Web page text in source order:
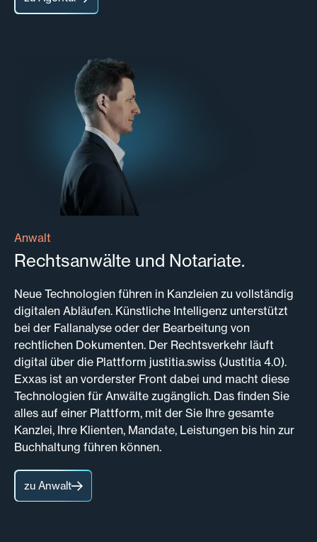
Anwalt
Rechtsanwälte und Notariate.
Neue Technologien führen in Kanzleien zu vollständig
digitalen Abläufen. Künstliche Intelligenz unterstützt
bei der Fallanalyse oder der Bearbeitung von
rechtlichen Dokumenten. Der Rechtsverkehr läuft
digital über die Plattform justitia.swiss (Justitia 4.0).
Exxas ist an vorderster Front dabei und macht diese
Technologien für Anwälte zugänglich. Das finden Sie
alles auf einer Plattform, mit der Sie Ihre gesamte
Kanzlei, Ihre Klienten, Mandate, Leistungen bis hin zur
Buchhaltung führen können.
zu Anwalt